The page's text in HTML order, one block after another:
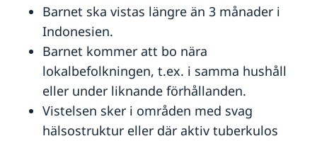
Barnet ska vistas längre än 3 månader i
Indonesien.
Barnet kommer att bo nära
lokalbefolkningen, t.ex. i samma hushåll
eller under liknande förhållanden.
Vistelsen sker i områden med svag
hälsostruktur eller där aktiv tuberkulos